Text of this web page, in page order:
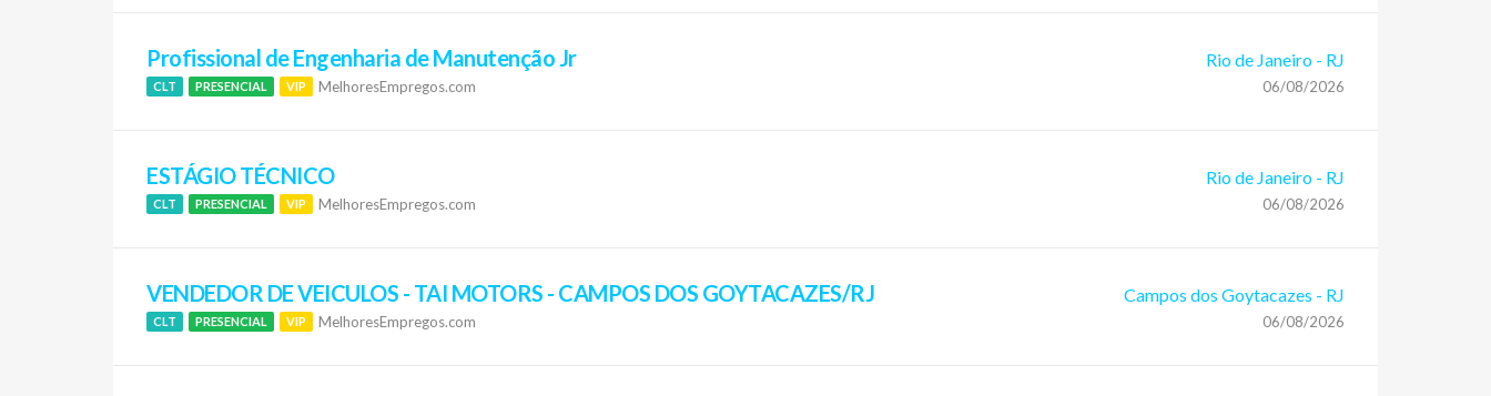
Profissional de Engenharia de Manutenção Jr
CLT PRESENCIAL VIP MelhoresEmpregos.com
Rio de Janeiro - RJ
06/08/2026
ESTÁGIO TÉCNICO
CLT PRESENCIAL VIP MelhoresEmpregos.com
Rio de Janeiro - RJ
06/08/2026
VENDEDOR DE VEICULOS - TAI MOTORS - CAMPOS DOS GOYTACAZES/RJ
CLT PRESENCIAL VIP MelhoresEmpregos.com
Campos dos Goytacazes - RJ
06/08/2026